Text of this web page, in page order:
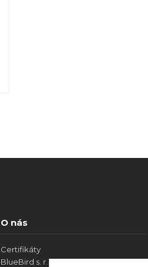
O nás
Certifikáty
BlueBird s. r. o.